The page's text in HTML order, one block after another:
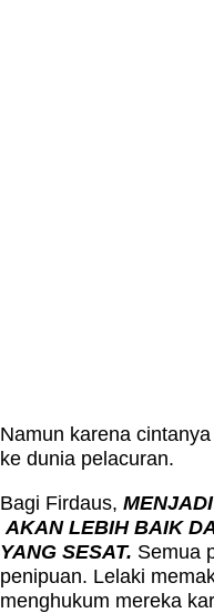
Namun karena
ke dunia pelacuran.
Bagi Firdaus,
AKAN LEBIH BAIK
YANG SESAT. Semua
penipuan. Lelaki
menghukum mereka